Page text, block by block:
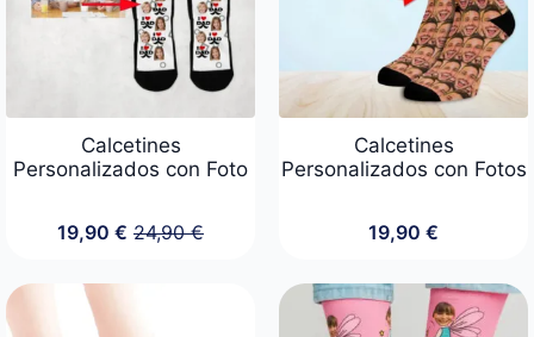
Calcetines
Personalizados con Foto
24,90€
El
19,90€ El
Calcetines
Personalizados con Fotos
19,90 €